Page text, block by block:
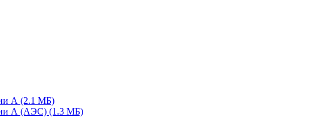
А (2.1 MБ)
А (АЭС) (1.3 MБ)